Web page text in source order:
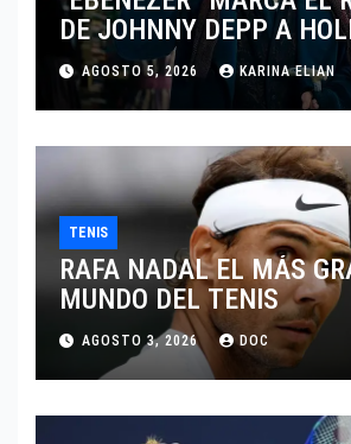
DE JOHNNY DEPP A
TRAS SU PASO POR EL
INDEPENDIENTE EUROPEO
AGOSTO 5, 2026 KARINA ELIAN
TENIS
RAFA NADAL EL MÁS
MUNDO DEL TENIS
AGOSTO 3, 2026 DOC